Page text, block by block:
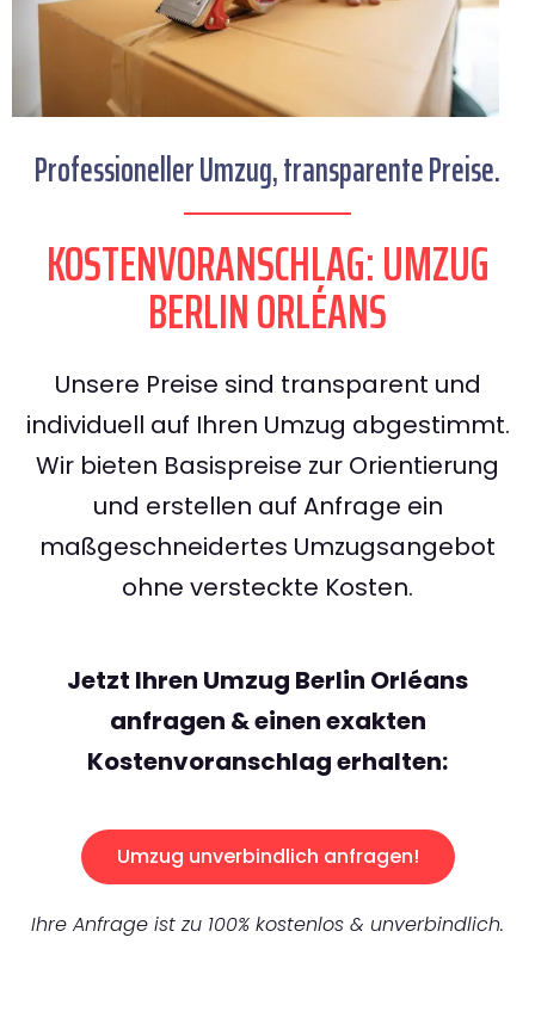
Professioneller Umzug, transparente Preise.
KOSTENVORANSCHLAG: UMZUG
BERLIN ORLÉANS
Unsere Preise sind transparent und
individuell auf Ihren Umzug abgestimmt.
Wir bieten Basispreise zur Orientierung
und erstellen auf Anfrage ein
maßgeschneidertes Umzugsangebot
ohne versteckte Kosten.
Jetzt Ihren Umzug Berlin Orléans
anfragen & einen exakten
Kostenvoranschlag erhalten:
Umzug unverbindlich anfragen!
Ihre Anfrage ist zu 100% kostenlos & unverbindlich.